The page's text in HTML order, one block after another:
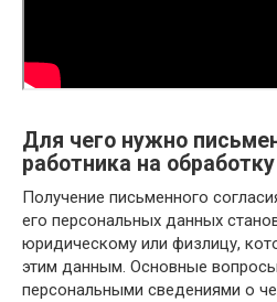
Для чего нужно
работника на
Получение письменного
его персональных данных
юридическому или физлицу,
этим данным. Основные
персональными сведениями о